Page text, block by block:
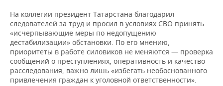
На коллегии президент Татарстана благодарил
следователей за труд и просил в условиях СВО принять
«исчерпывающие меры по недопущению
дестабилизации» обстановки. По его мнению,
приоритеты в работе силовиков не меняются — проверка
сообщений о преступлениях, оперативность и качество
расследования, важно лишь «избегать необоснованного
привлечения граждан к уголовной ответственности».